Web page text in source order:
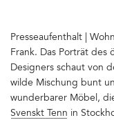
Presseaufenthalt |
Frank. Das Porträt des
Designers schaut von
wilde Mischung bunt
wunderbarer Möbel,
Svenskt Tenn in